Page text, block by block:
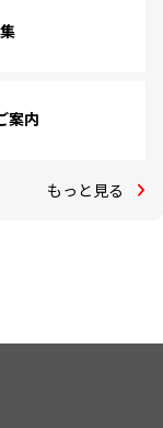
案内
もっと見る